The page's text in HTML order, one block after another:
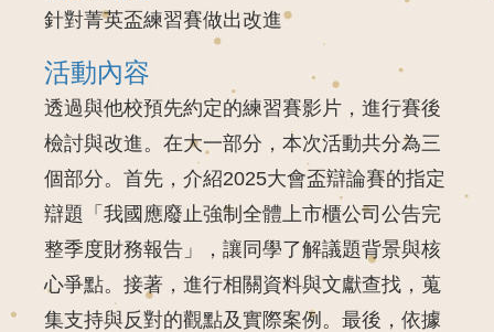
針對菁英盃練習賽做出改進
活動內容
透過與他校預先約定的練習賽影片，進行賽後
檢討與改進。在大一部分，本次活動共分為三
個部分。首先，介紹2025大會盃辯論賽的指定
辯題「我國應廢止強制全體上市櫃公司公告完
整季度財務報告」，讓同學了解議題背景與核
心爭點。接著，進行相關資料與文獻查找，蒐
集支持與反對的觀點及實際案例。最後，依據